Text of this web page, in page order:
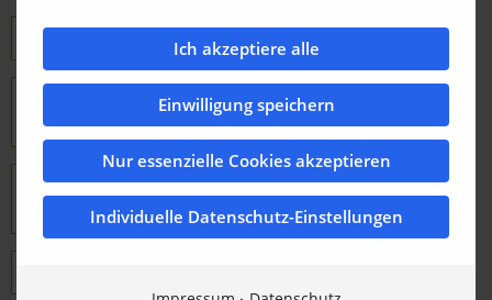
Birchmeier Sprühtechnik AG
TLK 35 Hochleistungskompressor mit CAS Akku
und Ladegerät
TLK 35 Hochleistungskompressor ohne Akku und
Ladegerät
Ich akzeptiere alle
Einwilligung speichern
Nur essenzielle Cookies akzeptieren
Individuelle Datenschutz-Einstellungen